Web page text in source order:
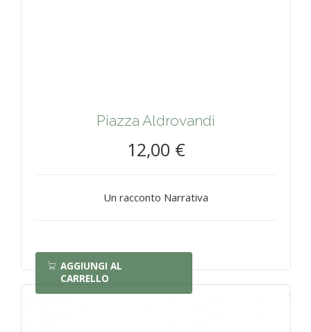
Piazza Aldrovandi
12,00 €
Un racconto Narrativa
AGGIUNGI AL
CARRELLO